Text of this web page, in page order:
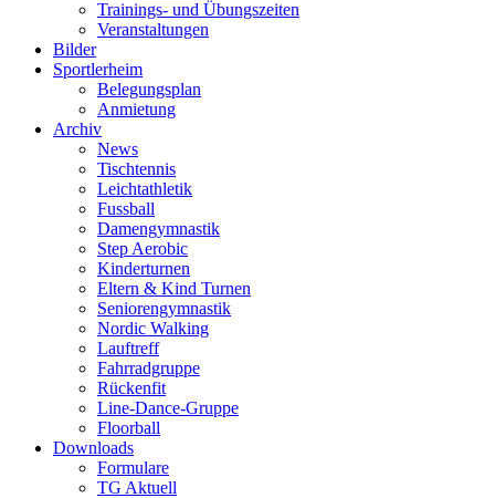
Trainings- und Übungszeiten
Veranstaltungen
Bilder
Sportlerheim
Belegungsplan
Anmietung
Archiv
News
Tischtennis
Leichtathletik
Fussball
Damengymnastik
Step Aerobic
Kinderturnen
Eltern & Kind Turnen
Seniorengymnastik
Nordic Walking
Lauftreff
Fahrradgruppe
Rückenfit
Line-Dance-Gruppe
Floorball
Downloads
Formulare
TG Aktuell